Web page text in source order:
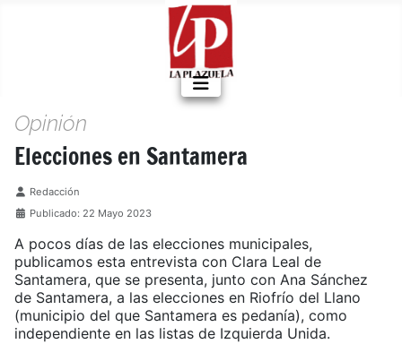
Opinión
Elecciones en Santamera
Detalles
Redacción
Publicado: 22 Mayo 2023
A pocos días de las elecciones municipales,
publicamos esta entrevista con Clara Leal de
Santamera, que se presenta, junto con Ana Sánchez
de Santamera, a las elecciones en Riofrío del Llano
(municipio del que Santamera es pedanía), como
independiente en las listas de Izquierda Unida.